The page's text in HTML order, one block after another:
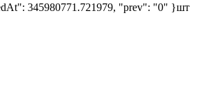
345980771.721979, "prev": "0" }шт